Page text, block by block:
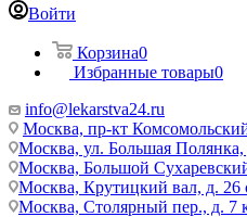
Войти
Корзина0
Избранные товары0
info@lekarstva24.ru
Москва, пр-кт
Москва, ул. Большая Полянка,
Москва, Большой
Москва, Крутицкий вал, д. 26
Москва, Столярный пер., д. 7